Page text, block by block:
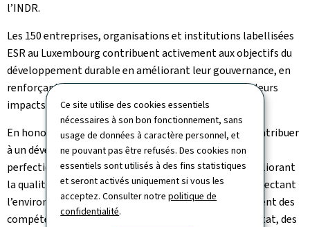
Ce site utilise des cookies essentiels
nécessaires à son bon fonctionnement, sans
usage de données à caractère personnel, et
ne pouvant pas être refusés. Des cookies non
essentiels sont utilisés à des fins statistiques
et seront activés uniquement si vous les
acceptez. Consulter notrepolitique de
confidentialité.
l’INDR.
Les 150 entreprises, organisations et institutions labellisées
ESR au Luxembourg contribuent activement aux objectifs du
développement durable en améliorant leur gouvernance, en
renforçant leur engagement sociétal et en limitant leurs
impacts environnementaux.
En honorant le principe de l’ESR, l’INAP s’engage à contribuer
à un développement durable de ses activités en
perfectionnant ses processus de gouvernance, en améliorant
la qualité de vie et de travail pour ses agents et en respectant
l’environnement, tout en contribuant au développement des
compétences de ses agents ainsi que des agents de l’Etat, des